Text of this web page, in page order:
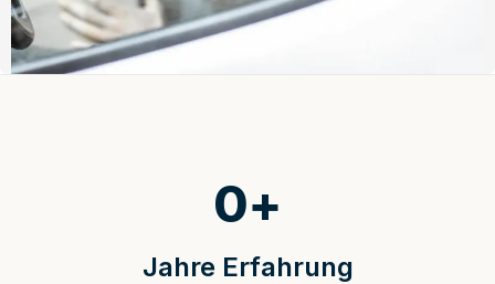
Jahre Erfahrung
0+